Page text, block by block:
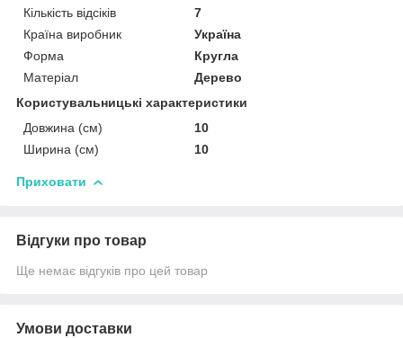
Кількість відсіків
7
Країна виробник
Україна
Форма
Кругла
Матеріал
Дерево
Користувальницькі характеристики
Довжина (см)
10
Ширина (см)
10
Приховати
Відгуки про товар
Ще немає відгуків про цей товар
Умови доставки